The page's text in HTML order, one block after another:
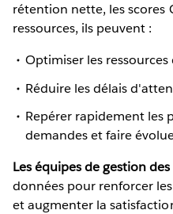
rétention nette, les scores
ressources, ils peuvent :
Optimiser les
Réduire les délais
Repérer rapidement les
demandes et faire
Les équipes de gestion
données pour renforcer
et augmenter la